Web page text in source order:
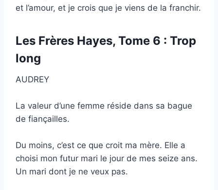
et l’amour, et je crois que je viens de la franchir.
Les Frères Hayes, Tome 6 : Trop
long
AUDREY
La valeur d’une femme réside dans sa bague
de fiançailles.
Du moins, c’est ce que croit ma mère. Elle a
choisi mon futur mari le jour de mes seize ans.
Un mari dont je ne veux pas.